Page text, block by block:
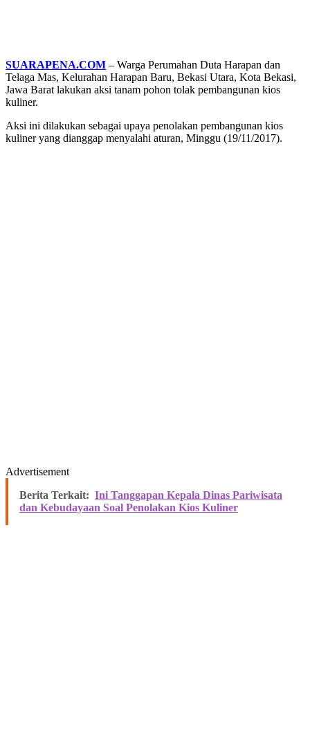
SUARAPENA.COM – Warga Perumahan Duta Harapan dan
Telaga Mas, Kelurahan Harapan Baru, Bekasi Utara, Kota Bekasi,
Jawa Barat lakukan aksi tanam pohon tolak pembangunan kios
kuliner.
Aksi ini dilakukan sebagai upaya penolakan pembangunan kios
kuliner yang dianggap menyalahi aturan, Minggu (19/11/2017).
Advertisement
Berita Terkait: Ini Tanggapan Kepala Dinas Pariwisata
dan Kebudayaan Soal Penolakan Kios Kuliner